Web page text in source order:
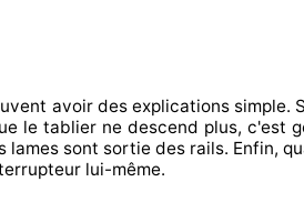
avoir des explicationssimple.
le tablier ne descend plus, c'est
lames sont sortie des rails. Enfin,
lui-même.